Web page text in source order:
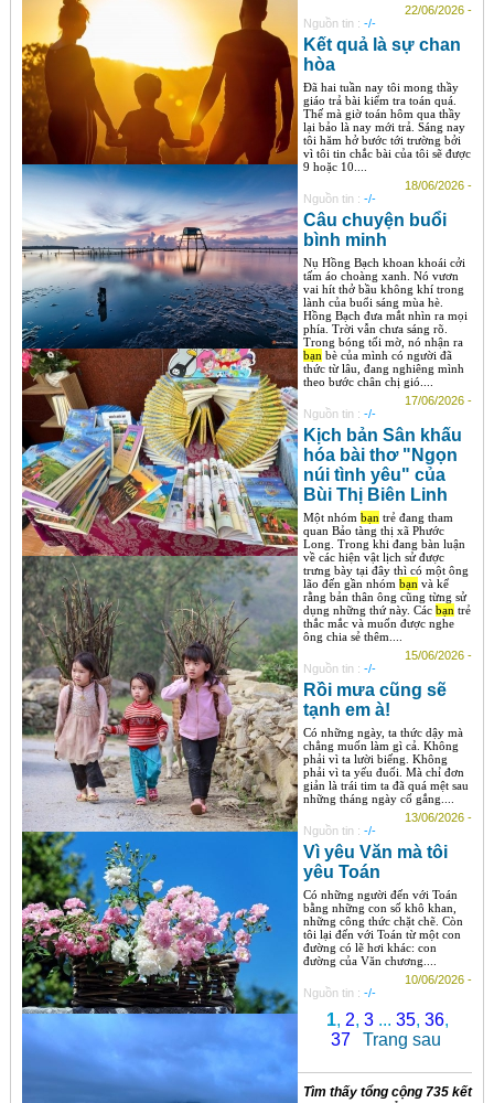
22/06/2026 -
Nguồn tin : -/-
Kết quả là sự chan
hòa
Đã hai tuần nay tôi mong thầy
giáo trả bài kiểm tra toán quá.
Thế mà giờ toán hôm qua thầy
lại bảo là nay mới trả. Sáng nay
tôi hăm hở bước tới trường bởi
vì tôi tin chắc bài của tôi sẽ được
9 hoặc 10....
18/06/2026 -
Nguồn tin : -/-
Câu chuyện buổi
bình minh
Nụ Hồng Bạch khoan khoái cởi
tấm áo choàng xanh. Nó vươn
vai hít thở bầu không khí trong
lành của buổi sáng mùa hè.
Hồng Bạch đưa mắt nhìn ra mọi
phía. Trời vẫn chưa sáng rõ.
Trong bóng tối mờ, nó nhận ra
bạnbè của mình có người đã
thức từ lâu, đang nghiêng mình
theo bước chân chị gió....
17/06/2026 -
Nguồn tin : -/-
Kịch bản Sân khấu
hóa bài thơ "Ngọn
núi tình yêu" của
Bùi Thị Biên Linh
Một nhóm bạntrẻ đang tham
quan Bảo tàng thị xã Phước
Long. Trong khi đang bàn luận
về các hiện vật lịch sử được
trưng bày tại đây thì có một ông
lão đến gần nhóm bạnvà kể
rằng bản thân ông cũng từng sử
dụng những thứ này. Các bạntrẻ
thắc mắc và muốn được nghe
ông chia sẻ thêm....
15/06/2026 -
Nguồn tin : -/-
Rồi mưa cũng sẽ
tạnh em à!
Có những ngày, ta thức dậy mà
chẳng muốn làm gì cả. Không
phải vì ta lười biếng. Không
phải vì ta yếu đuối. Mà chỉ đơn
giản là trái tim ta đã quá mệt sau
những tháng ngày cố gắng....
13/06/2026 -
Nguồn tin : -/-
Vì yêu Văn mà tôi
yêu Toán
Có những người đến với Toán
bằng những con số khô khan,
những công thức chặt chẽ. Còn
tôi lại đến với Toán từ một con
đường có lẽ hơi khác: con
đường của Văn chương....
10/06/2026 -
Nguồn tin : -/-
1, 2, 3... 35, 36,
37
Trang sau
Tìm thấy tổng cộng 735 kết